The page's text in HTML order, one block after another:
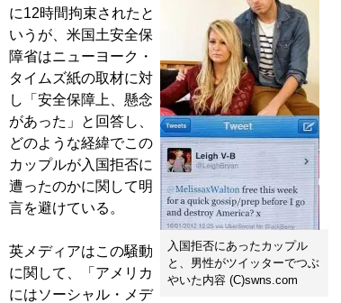
入国拒否にあったカップル
と、男性がツイッターでつぶ
やいた内容 (C)swns.com
に12時間拘束されたと
いうが、米国土安全保
障省はニューヨーク・
タイムズ紙の取材に対
し「安全保障上、懸念
があった」と回答し、
どのような経緯でこの
カップルが入国拒否に
遭ったのかに関して明
言を避けている。
英メディアはこの騒動
に関して、「アメリカ
にはソーシャル・メデ